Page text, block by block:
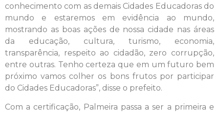
conhecimento com as demais Cidades Educadoras do
mundo e estaremos em evidência ao mundo,
mostrando as boas ações de nossa cidade nas áreas
da educação, cultura, turismo, economia,
transparência, respeito ao cidadão, zero corrupção,
entre outras. Tenho certeza que em um futuro bem
próximo vamos colher os bons frutos por participar
do Cidades Educadoras”, disse o prefeito.
Com a certificação, Palmeira passa a ser a primeira e